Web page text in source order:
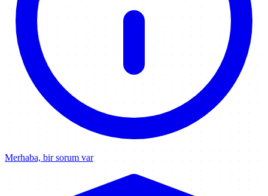
Merhaba, bir sorum var